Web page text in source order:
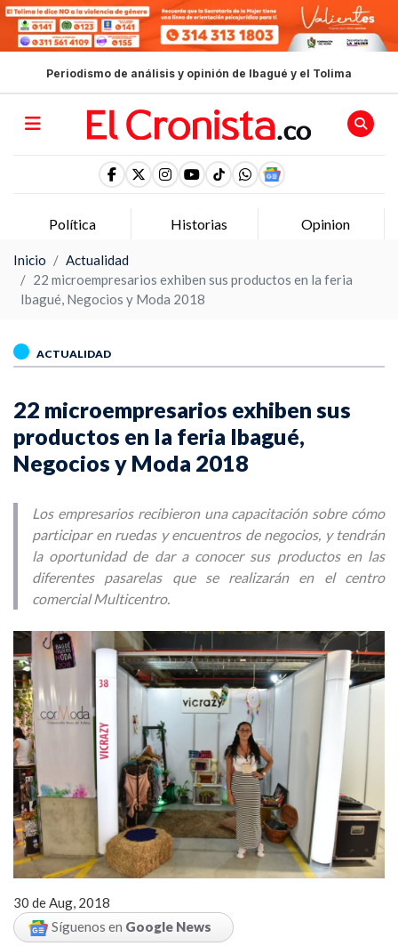
Periodismo de análisis y opinión de Ibagué y el Tolima
Política Historias Opinion
Inicio
Actualidad
22 microempresarios exhiben sus productos en la feria
Ibagué, Negocios y Moda 2018
ACTUALIDAD
22 microempresarios exhiben sus
productos en la feria Ibagué,
Negocios y Moda 2018
Los empresarios recibieron una capacitación sobre cómo
participar en ruedas y encuentros de negocios, y tendrán
la oportunidad de dar a conocer sus productos en las
diferentes pasarelas que se realizarán en el centro
comercial Multicentro.
30 de Aug, 2018
Síguenos en Google News